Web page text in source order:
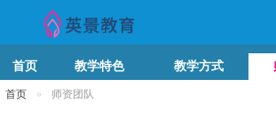
首页 教学特色 教学方式
首页 师资团队